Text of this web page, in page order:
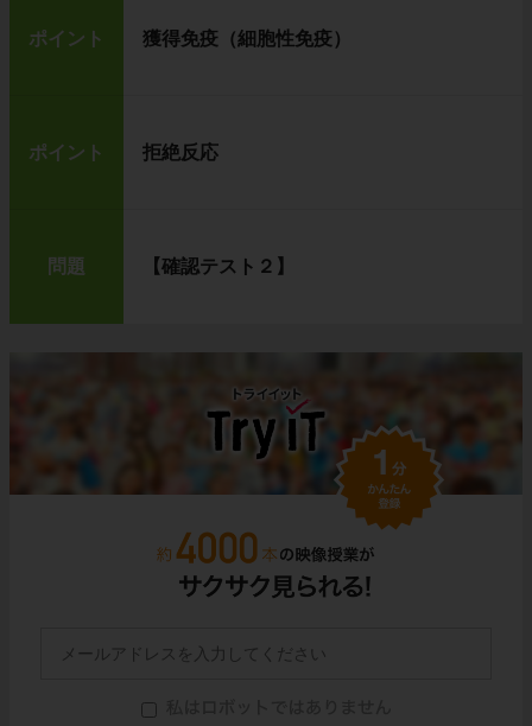
ポイント 獲得免疫（細胞性免疫）
ポイント 拒絶反応
問題 【確認テスト２】